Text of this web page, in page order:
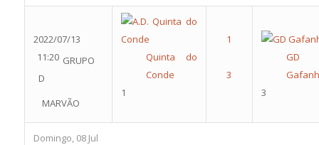
2022/07/13
11:20 GRUPO
D
MARVÃO
Quinta do
Conde
1
GD
3
Domingo, 08 Jul